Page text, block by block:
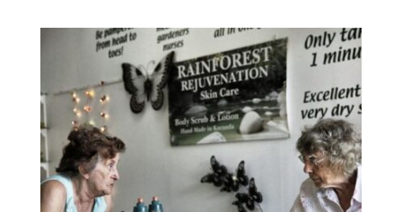
da
220,00 €
a
490,00 €